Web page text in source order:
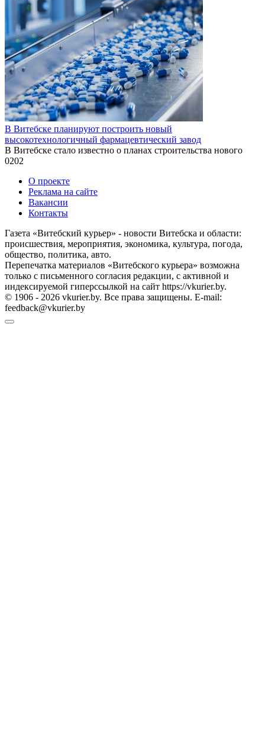
В Витебске планируют построить новый
высокотехнологичный фармацевтический завод
В Витебске стало известно о планах строительства нового
0202
О проекте
Реклама на сайте
Вакансии
Контакты
Газета «Витебский курьер» - новости Витебска и области:
происшествия, мероприятия, экономика, культура, погода,
общество, политика, авто.
Перепечатка материалов «Витебского курьера» возможна
только с письменного согласия редакции, с активной и
индексируемой гиперссылкой на сайт https://vkurier.by.
© 1906 - 2026 vkurier.by. Все права защищены. E-mail:
feedback@vkurier.by